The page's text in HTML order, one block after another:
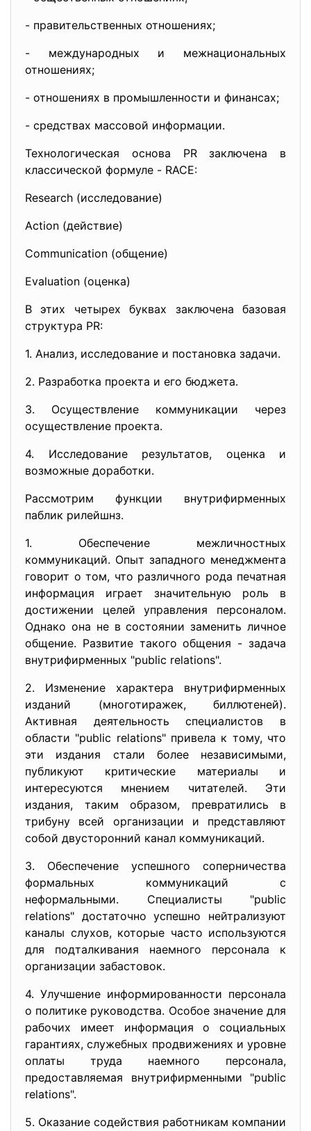
- правительственных отношениях;
- международных и межнациональных
отношениях;
- отношениях в промышленности и финансах;
- средствах массовой информации.
Технологическая основа PR заключена в
классической формуле - RACE:
Research (исследование)
Action (действие)
Communication (общение)
Evaluation (оценка)
В этих четырех буквах заключена базовая
структура PR:
1. Анализ, исследование и постановка задачи.
2. Разработка проекта и его бюджета.
3. Осуществление коммуникации через
осуществление проекта.
4. Исследование результатов, оценка и
возможные доработки.
Рассмотрим функции внутрифирменных
паблик рилейшнз.
1. Обеспечение межличностных
коммуникаций. Опыт западного менеджмента
говорит о том, что различного рода печатная
информация играет значительную роль в
достижении целей управления персоналом.
Однако она не в состоянии заменить личное
общение. Развитие такого общения - задача
внутрифирменных "public relations".
2. Изменение характера внутрифирменных
изданий (многотиражек, биллютеней).
Активная деятельность специалистов в
области "public relations" привела к тому, что
эти издания стали более независимыми,
публикуют критические материалы и
интересуются мнением читателей. Эти
издания, таким образом, превратились в
трибуну всей организации и представляют
собой двусторонний канал коммуникаций.
3. Обеспечение успешного соперничества
формальных коммуникаций с
неформальными. Специалисты "public
relations" достаточно успешно нейтрализуют
каналы слухов, которые часто используются
для подталкивания наемного персонала к
организации забастовок.
4. Улучшение информированности персонала
о политике руководства. Особое значение для
рабочих имеет информация о социальных
гарантиях, служебных продвижениях и уровне
оплаты труда наемного персонала,
предоставляемая внутрифирменными "public
relations".
5. Оказание содействия работникам компании